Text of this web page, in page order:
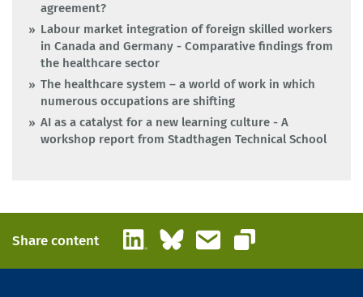
agreement?
Labour market integration of foreign skilled workers
in Canada and Germany - Comparative findings from
the healthcare sector
The healthcare system – a world of work in which
numerous occupations are shifting
AI as a catalyst for a new learning culture - A
workshop report from Stadthagen Technical School
Share content LinkedInBlueskyEmail
Copy link